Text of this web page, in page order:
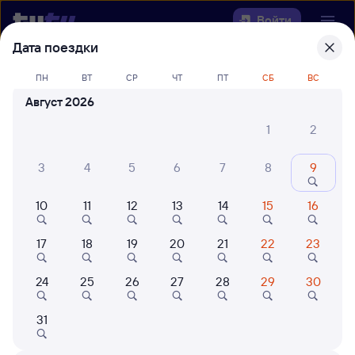
Войти
Выберите день, чтобы найтиж/д
билеты Зензели — Вертуновская
Куда
Когда
Кто едет
Найти поезда
Дата поездки
ПН ВТ СР ЧТ ПТ СБ ВС
Август 2026
1
2
3 4 5 6 7 8 9
10 11 12 13 14 15 16
17 18 19 20 21 22 23
24 25 26 27 28 29 30
31